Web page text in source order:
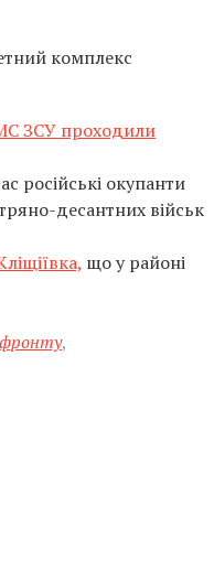
комплекс
ЗСУ проходили
російські окупанти
десантних військ
що у районі
,